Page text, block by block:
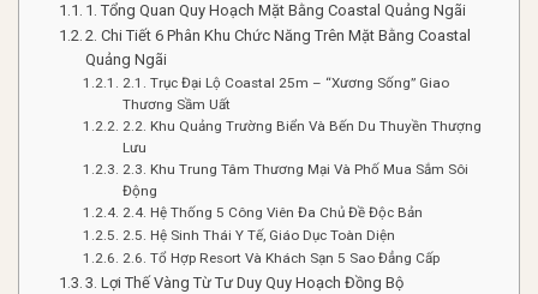
1. Tổng Quan Quy Hoạch Mặt Bằng Coastal Quảng Ngãi
2. Chi Tiết 6 Phân Khu Chức Năng Trên Mặt Bằng Coastal
Quảng Ngãi
2.1. Trục Đại Lộ Coastal 25m – “Xương Sống” Giao
Thương Sầm Uất
2.2. Khu Quảng Trường Biển Và Bến Du Thuyền Thượng
Lưu
2.3. Khu Trung Tâm Thương Mại Và Phố Mua Sắm Sôi
Động
2.4. Hệ Thống 5 Công Viên Đa Chủ Đề Độc Bản
2.5. Hệ Sinh Thái Y Tế, Giáo Dục Toàn Diện
2.6. Tổ Hợp Resort Và Khách Sạn 5 Sao Đẳng Cấp
3. Lợi Thế Vàng Từ Tư Duy Quy Hoạch Đồng Bộ